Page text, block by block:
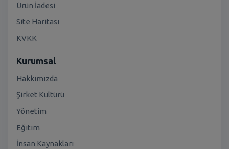
Ürün İadesi
Site Haritası
KVKK
Kurumsal
Hakkımızda
Şirket Kültürü
Yönetim
Eğitim
İnsan Kaynakları